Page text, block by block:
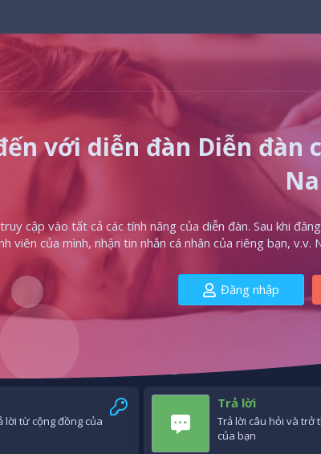
với diễn đàn Diễn đàn
cập vào tất cả các tính năng của diễn đàn. Sau khi
viên của mình, nhận tin nhắn cá nhân của riêng bạn,
Đăng nhập
lời từ cộng đồng của
Trả lời
Trả lời câu hỏi và trở
của bạn